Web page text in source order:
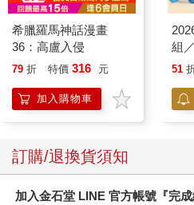
希臘羅馬神話漫畫
36：高盧入侵
79 折 特價 316 元
加入購物車
組
51
訂購/退換貨須知
加入金石堂 LINE 官方帳號『完